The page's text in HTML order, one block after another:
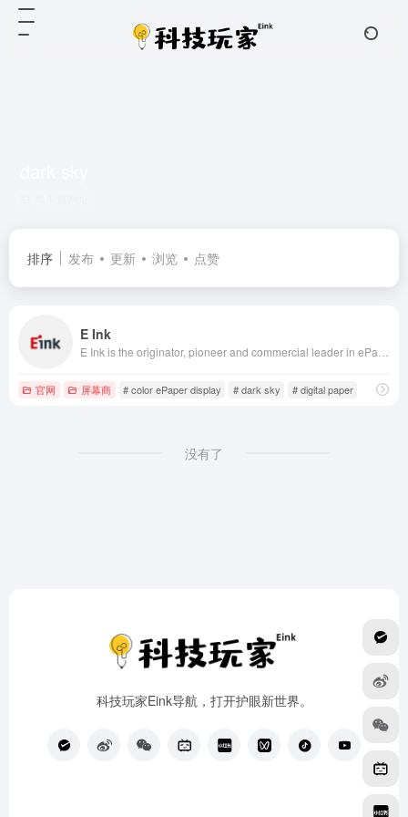
排序 发布 更新 浏览 点赞
E Ink
官网 屏幕商 # color ePaper display # dark sky # digital paper
没有了
科技玩家Eink导航，打开护眼新世界。